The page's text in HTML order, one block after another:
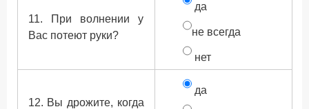
11. При волнении у
Вас потеют руки?
да
не всегда
нет
12. Вы дрожите, когда
да